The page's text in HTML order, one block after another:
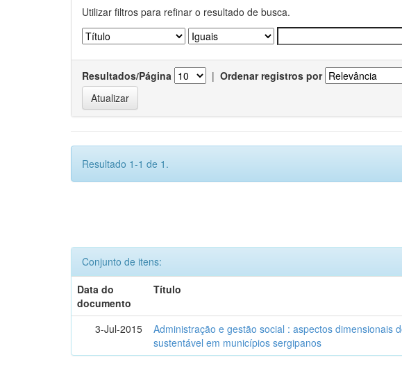
Utilizar filtros para refinar o resultado de busca.
Resultados/Página | Ordenar registros por
Resultado 1-1 de 1.
Conjunto de itens:
Data do
documento
Título
3-Jul-2015
Administração e gestão social : aspectos dimensionais
sustentável em municípios sergipanos